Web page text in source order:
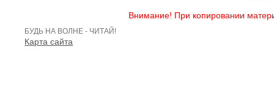
Внимание! При копировании
БУДЬ НА ВОЛНЕ - ЧИТАЙ!
Карта сайта